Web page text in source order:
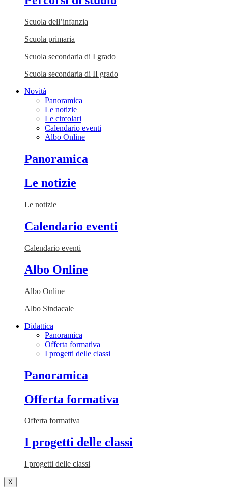
Scuola dell’infanzia
Scuola primaria
Scuola secondaria di I grado
Scuola secondaria di II grado
Novità
Panoramica
Le notizie
Le circolari
Calendario eventi
Albo Online
Panoramica
Le notizie
Le notizie
Calendario eventi
Calendario eventi
Albo Online
Albo Online
Albo Sindacale
Didattica
Panoramica
Offerta formativa
I progetti delle classi
Panoramica
Offerta formativa
Offerta formativa
I progetti delle classi
I progetti delle classi
X